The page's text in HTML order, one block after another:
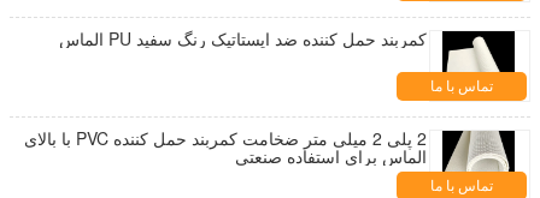
کمربند حمل کننده ضد ایستاتیک رنگ سفید PU الماس
تماس با ما
2 پلی 2 میلی متر ضخامت کمربند حمل کننده PVC با بالای
الماس برای استفاده صنعتی
تماس با ما